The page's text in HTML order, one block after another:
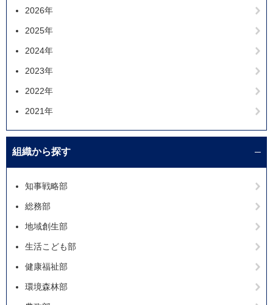
2026年
2025年
2024年
2023年
2022年
2021年
組織から探す
知事戦略部
総務部
地域創生部
生活こども部
健康福祉部
環境森林部